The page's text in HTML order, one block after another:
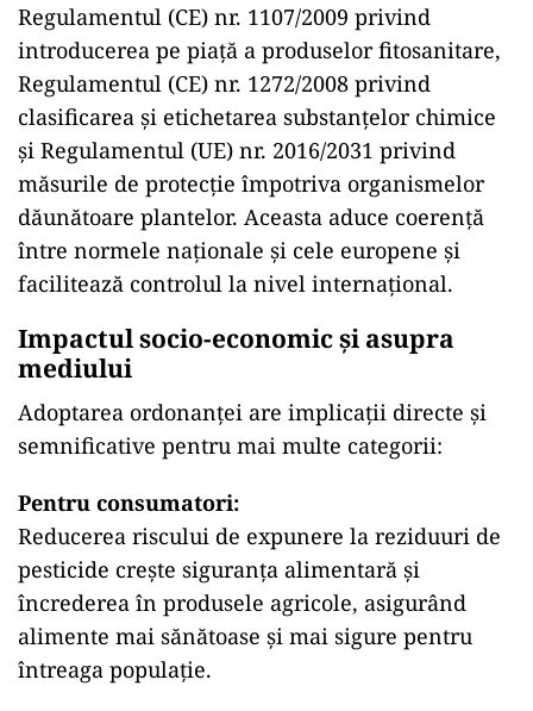
Regulamentul (CE) nr. 1107/2009 privind
introducerea pe piață a produselor fitosanitare,
Regulamentul (CE) nr. 1272/2008 privind
clasificarea și etichetarea substanțelor chimice
și Regulamentul (UE) nr. 2016/2031 privind
măsurile de protecție împotriva organismelor
dăunătoare plantelor. Aceasta aduce coerență
între normele naționale și cele europene și
facilitează controlul la nivel internațional.
Impactul socio-economic și asupra
mediului
Adoptarea ordonanței are implicații directe și
semnificative pentru mai multe categorii:
Pentru consumatori:
Reducerea riscului de expunere la reziduuri de
pesticide crește siguranța alimentară și
încrederea în produsele agricole, asigurând
alimente mai sănătoase și mai sigure pentru
întreaga populație.